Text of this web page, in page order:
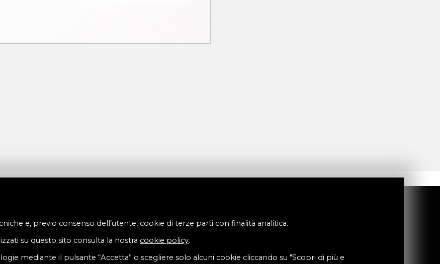
info@cosmotecsrl.it
e, previo consenso dell’utente, cookie di terze parti con finalità analitica.
su questo sito consulta la nostra cookie policy.
mediante il pulsante “Accetta” o scegliere solo alcuni cookie cliccando su "Scopri di più e